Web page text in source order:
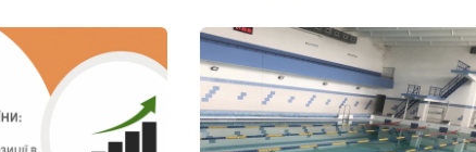
держави,…